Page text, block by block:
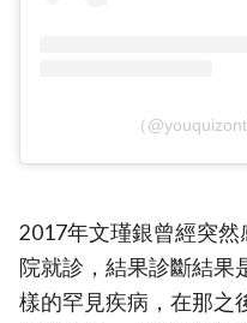
（
2017年文瑾銀曾經突
院就診，結果診斷結果
樣的罕見疾病，在那之